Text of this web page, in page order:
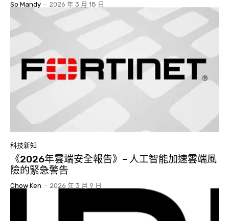
So Mandy - 2026 年 3 月 18 日
科技新知
《2026年雲端安全報告》– 人工智能加速雲端風
險的緊急警告
Chow Ken - 2026 年 3 月 9 日